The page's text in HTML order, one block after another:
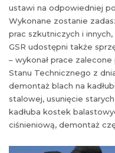
ustawi na odpowiedniej
Wykonane zostanie
prac szkutniczych i
GSR udostępni także
– wykonał prace
Stanu Technicznego z
demontaż blach na
stalowej, usunięcie
kadłuba kostek
ciśnieniową, demontaż